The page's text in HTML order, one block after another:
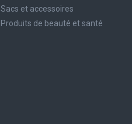
Sacs et accessoires
Produits de beauté et santé